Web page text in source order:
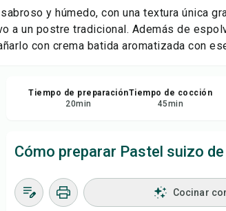
y húmedo, con una textura única
a un postre tradicional. Además de
con crema batida aromatizada con
Tiempo de preparación
20min
Tiempo de cocción
45min
Cómo preparar Pastel suizo
Cocinar